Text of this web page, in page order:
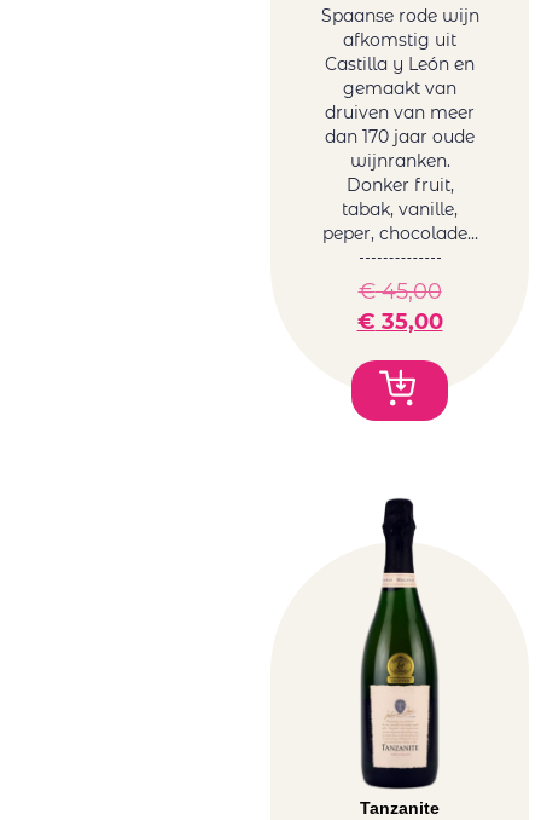
Spaanse rode wijn
afkomstig uit
Castilla y León en
gemaakt van
druiven van meer
dan 170 jaar oude
wijnranken.
Donker fruit,
tabak, vanille,
peper, chocolade…
€45,00
€ 35,00
Tanzanite